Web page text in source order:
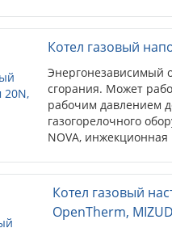
возможных
открытый протокол
обеспечивает
Котел газовый
Энергонезависимый
сгорания. Может
рабочим давлением
газогорелочного
NOVA,
задувания котла.
панель котла.
Котел газовый
OpenTherm,